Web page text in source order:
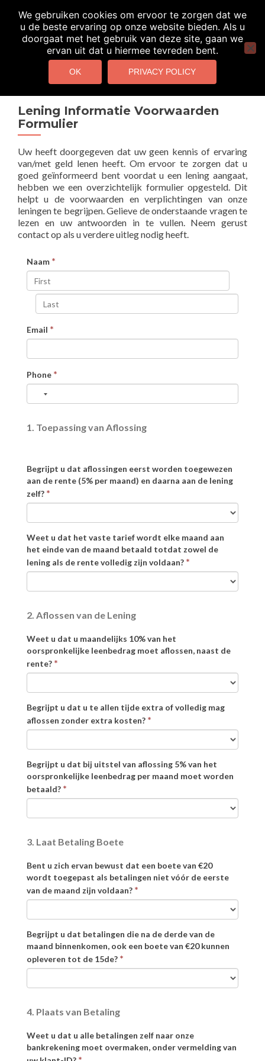
MENU
Lening Informatie Voorwaarden
Formulier
Uw heeft doorgegeven dat uw geen kennis of ervaring
van/met geld lenen heeft. Om ervoor te zorgen dat u
goed geïnformeerd bent voordat u een lening aangaat,
hebben we een overzichtelijk formulier opgesteld. Dit
helpt u de voorwaarden en verplichtingen van onze
leningen te begrijpen. Gelieve de onderstaande vragen te
lezen en uw antwoorden in te vullen. Neem gerust
contact op als u verdere uitleg nodig heeft.
Naam *
Email *
Phone *
1. Toepassing van Aflossing
Begrijpt u dat aflossingen eerst worden toegewezen
aan de rente (5% per maand) en daarna aan de lening
zelf? *
Weet u dat het vaste tarief wordt elke maand aan
het einde van de maand betaald totdat zowel de
lening als de rente volledig zijn voldaan? *
2. Aflossen van de Lening
Weet u dat u maandelijks 10% van het
oorspronkelijke leenbedrag moet aflossen, naast de
rente? *
Begrijpt u dat u te allen tijde extra of volledig mag
aflossen zonder extra kosten? *
Begrijpt u dat bij uitstel van aflossing 5% van het
oorspronkelijke leenbedrag per maand moet worden
betaald? *
3. Laat Betaling Boete
Bent u zich ervan bewust dat een boete van €20
wordt toegepast als betalingen niet vóór de eerste
van de maand zijn voldaan? *
Begrijpt u dat betalingen die na de derde van de
maand binnenkomen, ook een boete van €20 kunnen
opleveren tot de 15de? *
4. Plaats van Betaling
Weet u dat u alle betalingen zelf naar onze
bankrekening moet overmaken, onder vermelding van
We gebruiken cookies om ervoor te zorgen dat we
u de beste ervaring op onze website bieden. Als u
doorgaat met het gebruik van deze site, gaan we
ervan uit dat u hiermee tevreden bent.
OK PRIVACY POLICY